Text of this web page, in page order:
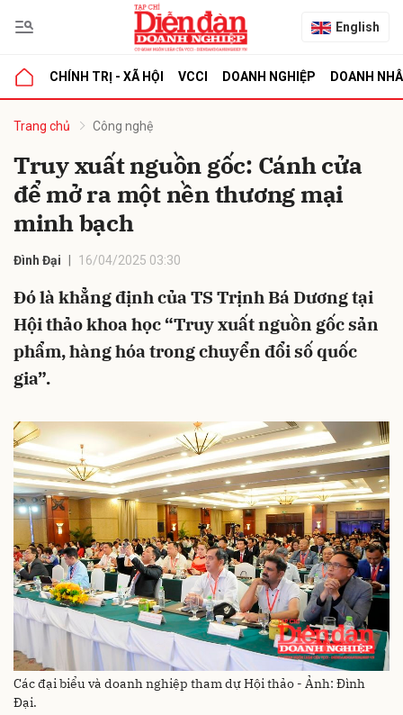
English
CHÍNH TRỊ - XÃ HỘI VCCI DOANH NGHIỆP DOANH
Trang chủ Công nghệ
Truy xuất nguồn gốc: Cánh cửa
để mở ra một nền thương mại
minh bạch
Đình Đại 16/04/2025 03:30
Đó là khẳng định của TS Trịnh Bá Dương tại
Hội thảo khoa học “Truy xuất nguồn gốc sản
phẩm, hàng hóa trong chuyển đổi số quốc
gia”.
Các đại biểu và doanh nghiệp tham dự Hội thảo - Ảnh: Đình
Đại.
luận
Hủy